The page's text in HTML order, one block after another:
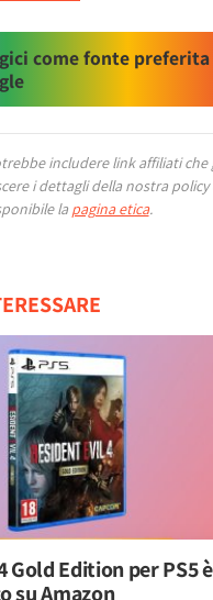
come fonte preferita
includere link affiliati che
i dettagli della nostra
la pagina etica.
Gold Edition per PS5
su Amazon